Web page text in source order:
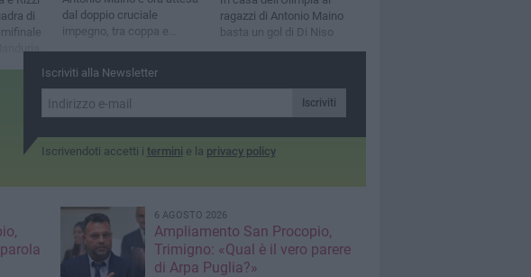
di
a
dal doppio cruciale
impegno, tra coppa e
ragazzi di Antonio Maino
basta un gol di Di Niso
Iscriviti alla Newsletter
Iscriviti
Iscrivendoti accetti i termini e la privacy policy
6 AGOSTO 2026
Ampliamento San Procopio,
Trimigno: «Qual è il vero parere
di Arpa Puglia?»